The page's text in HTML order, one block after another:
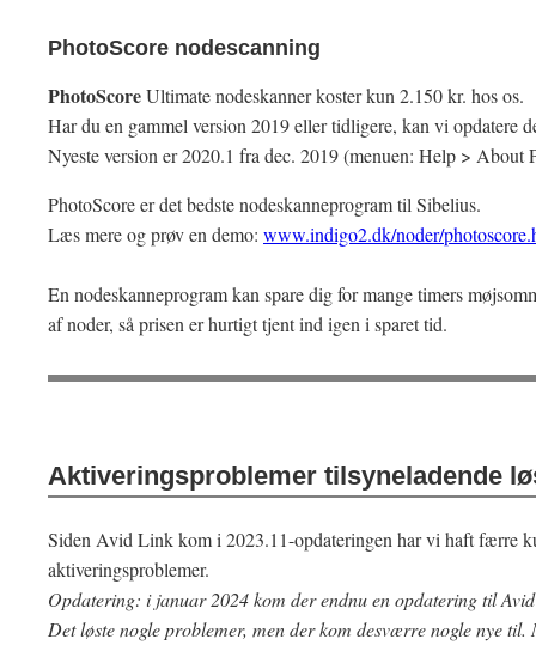
PhotoScore nodescanning
PhotoScoreUltimate nodeskanner koster kun 2.150 kr. hos os.
Har du en gammel version 2019 eller tidligere, kan vi opdatere
Nyeste version er 2020.1 fra dec. 2019 (menuen: Help > About
PhotoScore er det bedste nodeskanneprogram til Sibelius.
Læs mere og prøv en demo: www.indigo2.dk/noder/
En nodeskanneprogram kan spare dig for mange timers
af noder, så prisen er hurtigt tjent ind igen i sparet tid.
Aktiveringsproblemer tilsyneladende
Siden Avid Link kom i 2023.11-opdateringen har vi haft færre
aktiveringsproblemer.
Opdatering: i januar 2024 kom der endnu en opdatering til
Det løste nogle problemer, men der kom desværre nogle nye